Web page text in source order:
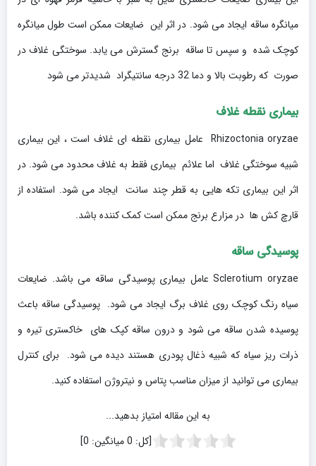
میانگره ساقه ایجاد می شود. در اثر این ضایعات ممکن است طول میانگره
کوچک شده و سپس تا ساقه برنج گسترش می یابد. سوختگی غلاف در
صورت که رطوبت بالا و دما 32 درجه سانتیگراد شدیدتر می شود
بیماری نقطه غلاف
Rhizoctonia oryzae عامل بیماری نقطه ای غلاف است ، این بیماری
شبیه سوختگی غلاف اما علائم بیماری فقط به غلاف محدود می شود. در
اثر این بیماری تکه هایی به قطر چند سانت ایجاد می شود. استفاده از
قارچ کش ها در مزارع برنج ممکن است کمک کننده باشد.
پوسیدگی ساقه
Sclerotium oryzae عامل بیماری پوسیدگی ساقه می باشد. ضایعات
سیاه رنگ کوچک روی غلاف برگ ایجاد می شود. پوسیدگی ساقه باعث
پوسیده شدن ساقه می شود و درون ساقه کپک های خاکستری تیره و
ذرات ریز سیاه که شبیه ذغال پودری هستند دیده می شود. برای کنترل
بیماری می توانید از میزان مناسب پتاس و نیتروژن استفاده کنید.
به این مقاله امتیاز بدهید...
[کل: 0میانگین: 0
]